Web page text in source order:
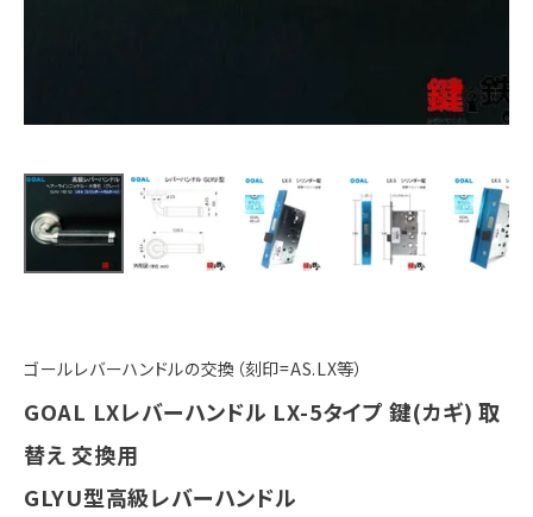
ゴールレバーハンドルの交換（刻印=AS.LX等）
GOAL LXレバーハンドル LX-5タイプ 鍵(カギ) 取
替え 交換用
GLYU型高級レバーハンドル